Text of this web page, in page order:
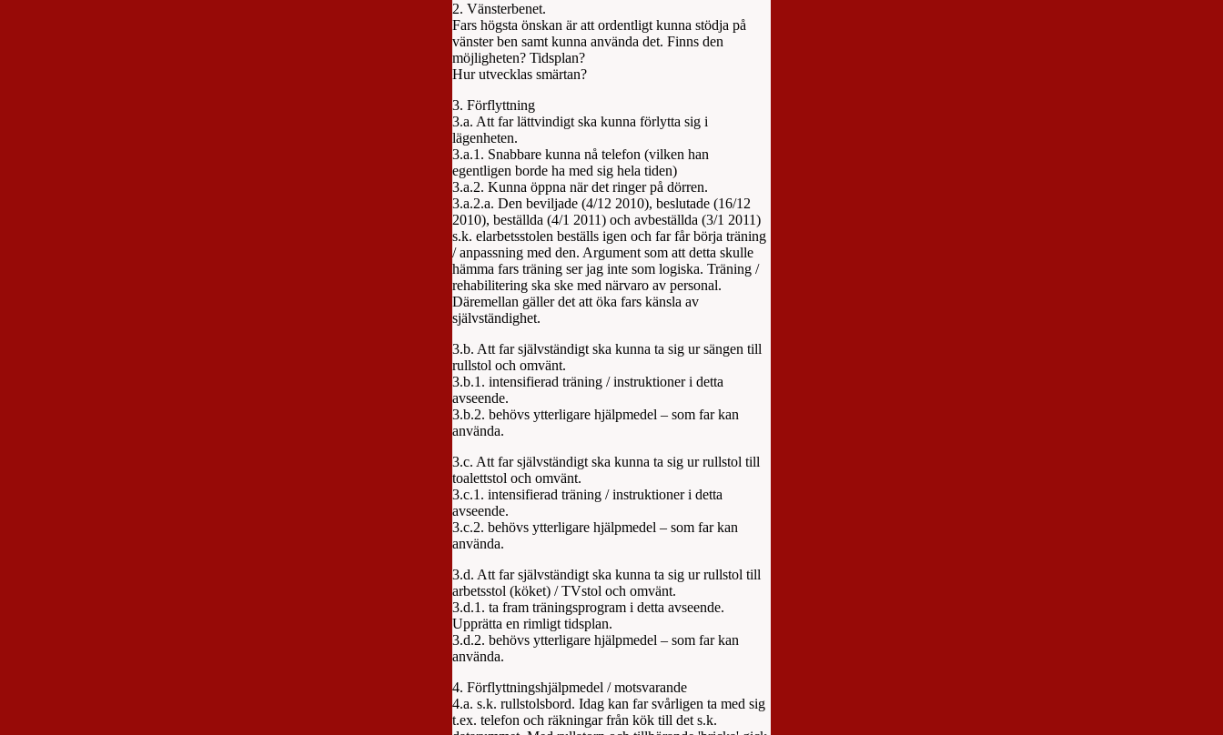
2. Vänsterbenet.
Fars högsta önskan är att ordentligt kunna stödja på
vänster ben samt kunna använda det. Finns den
möjligheten? Tidsplan?
Hur utvecklas smärtan?
3. Förflyttning
3.a. Att far lättvindigt ska kunna förlytta sig i
lägenheten.
3.a.1. Snabbare kunna nå telefon (vilken han
egentligen borde ha med sig hela tiden)
3.a.2. Kunna öppna när det ringer på dörren.
3.a.2.a. Den beviljade (4/12 2010), beslutade (16/12
2010), beställda (4/1 2011) och avbeställda (3/1 2011)
s.k. elarbetsstolen beställs igen och far får börja träning
/ anpassning med den. Argument som att detta skulle
hämma fars träning ser jag inte som logiska. Träning /
rehabilitering ska ske med närvaro av personal.
Däremellan gäller det att öka fars känsla av
självständighet.
3.b. Att far självständigt ska kunna ta sig ur sängen till
rullstol och omvänt.
3.b.1. intensifierad träning / instruktioner i detta
avseende.
3.b.2. behövs ytterligare hjälpmedel – som far kan
använda.
3.c. Att far självständigt ska kunna ta sig ur rullstol till
toalettstol och omvänt.
3.c.1. intensifierad träning / instruktioner i detta
avseende.
3.c.2. behövs ytterligare hjälpmedel – som far kan
använda.
3.d. Att far självständigt ska kunna ta sig ur rullstol till
arbetsstol (köket) / TVstol och omvänt.
3.d.1. ta fram träningsprogram i detta avseende.
Upprätta en rimligt tidsplan.
3.d.2. behövs ytterligare hjälpmedel – som far kan
använda.
4. Förflyttningshjälpmedel / motsvarande
4.a. s.k. rullstolsbord. Idag kan far svårligen ta med sig
t.ex. telefon och räkningar från kök till det s.k.